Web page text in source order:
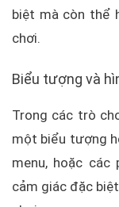
biệt mà còn thể
chơi.
Biểu tượng và
Trong các trò
một biểu tượng
menu, hoặc
cảm giác đặc